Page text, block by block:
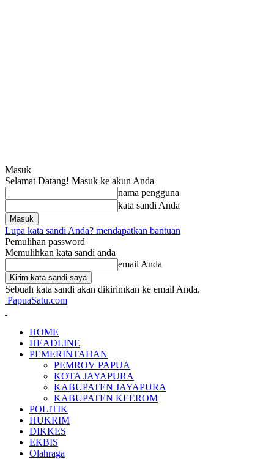
Masuk
Selamat Datang! Masuk ke akun Anda
nama pengguna
kata sandi Anda
Lupa kata sandi Anda? mendapatkan bantuan
Pemulihan password
Memulihkan kata sandi anda
email Anda
Sebuah kata sandi akan dikirimkan ke email Anda.
PapuaSatu.com
HOME
HEADLINE
PEMERINTAHAN
PEMROV PAPUA
KOTA JAYAPURA
KABUPATEN JAYAPURA
KABUPATEN KEEROM
POLITIK
HUKRIM
DIKKES
EKBIS
Olahraga